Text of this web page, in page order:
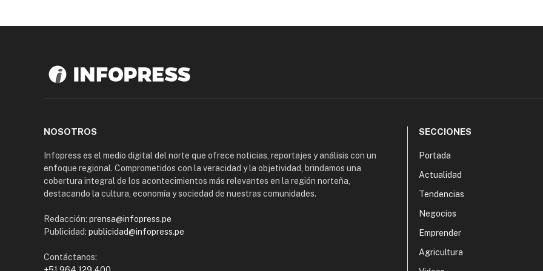
NOSOTROS
Infopress es el medio digital del norte que ofrece noticias, reportajes y análisis con un
enfoque regional. Comprometidos con la veracidad y la objetividad, brindamos una
cobertura integral de los acontecimientos más relevantes en la región norteña,
destacando la cultura, economía y sociedad de nuestras comunidades.
Redacción: prensa@infopress.pe
Publicidad: publicidad@infopress.pe
Contáctanos:
SECCIONES
Portada
Actualidad
Tendencias
Negocios
Emprender
Agricultura